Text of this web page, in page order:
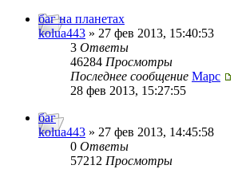
баг на планетах
kolua443 » 27 фев 2013, 15:40:53
3 Ответы
46284 Просмотры
Последнее сообщение Mapc
28 фев 2013, 15:27:55
баг
kolua443 » 27 фев 2013, 14:45:58
0 Ответы
57212 Просмотры